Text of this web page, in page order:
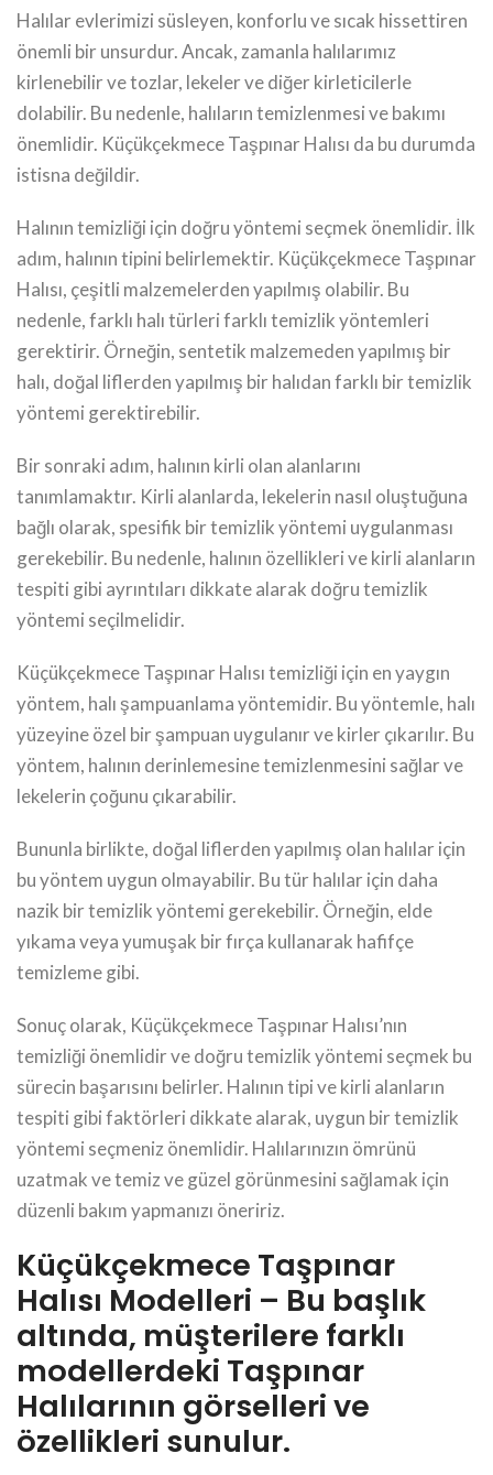
Halılar evlerimizi süsleyen, konforlu ve sıcak hissettiren
önemli bir unsurdur. Ancak, zamanla halılarımız
kirlenebilir ve tozlar, lekeler ve diğer kirleticilerle
dolabilir. Bu nedenle, halıların temizlenmesi ve bakımı
önemlidir. Küçükçekmece Taşpınar Halısı da bu durumda
istisna değildir.
Halının temizliği için doğru yöntemi seçmek önemlidir. İlk
adım, halının tipini belirlemektir. Küçükçekmece Taşpınar
Halısı, çeşitli malzemelerden yapılmış olabilir. Bu
nedenle, farklı halı türleri farklı temizlik yöntemleri
gerektirir. Örneğin, sentetik malzemeden yapılmış bir
halı, doğal liflerden yapılmış bir halıdan farklı bir temizlik
yöntemi gerektirebilir.
Bir sonraki adım, halının kirli olan alanlarını
tanımlamaktır. Kirli alanlarda, lekelerin nasıl oluştuğuna
bağlı olarak, spesifik bir temizlik yöntemi uygulanması
gerekebilir. Bu nedenle, halının özellikleri ve kirli alanların
tespiti gibi ayrıntıları dikkate alarak doğru temizlik
yöntemi seçilmelidir.
Küçükçekmece Taşpınar Halısı temizliği için en yaygın
yöntem, halı şampuanlama yöntemidir. Bu yöntemle, halı
yüzeyine özel bir şampuan uygulanır ve kirler çıkarılır. Bu
yöntem, halının derinlemesine temizlenmesini sağlar ve
lekelerin çoğunu çıkarabilir.
Bununla birlikte, doğal liflerden yapılmış olan halılar için
bu yöntem uygun olmayabilir. Bu tür halılar için daha
nazik bir temizlik yöntemi gerekebilir. Örneğin, elde
yıkama veya yumuşak bir fırça kullanarak hafifçe
temizleme gibi.
Sonuç olarak, Küçükçekmece Taşpınar Halısı’nın
temizliği önemlidir ve doğru temizlik yöntemi seçmek bu
sürecin başarısını belirler. Halının tipi ve kirli alanların
tespiti gibi faktörleri dikkate alarak, uygun bir temizlik
yöntemi seçmeniz önemlidir. Halılarınızın ömrünü
uzatmak ve temiz ve güzel görünmesini sağlamak için
düzenli bakım yapmanızı öneririz.
Küçükçekmece Taşpınar
Halısı Modelleri – Bu başlık
altında, müşterilere farklı
modellerdeki Taşpınar
Halılarının görselleri ve
özellikleri sunulur.